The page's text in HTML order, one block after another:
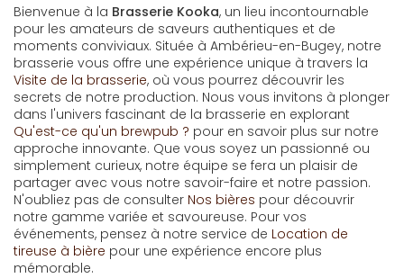
Bienvenue à la Brasserie Kooka, un lieu incontournable
pour les amateurs de saveurs authentiques et de
moments conviviaux. Située à Ambérieu-en-Bugey, notre
brasserie vous offre une expérience unique à travers la
Visite de la brasserie, où vous pourrez découvrir les
secrets de notre production. Nous vous invitons à plonger
dans l'univers fascinant de la brasserie en explorant
Qu'est-ce qu'un brewpub ? pour en savoir plus sur notre
approche innovante. Que vous soyez un passionné ou
simplement curieux, notre équipe se fera un plaisir de
partager avec vous notre savoir-faire et notre passion.
N'oubliez pas de consulter Nos bières pour découvrir
notre gamme variée et savoureuse. Pour vos
événements, pensez à notre service de Location de
tireuse à bière pour une expérience encore plus
mémorable.